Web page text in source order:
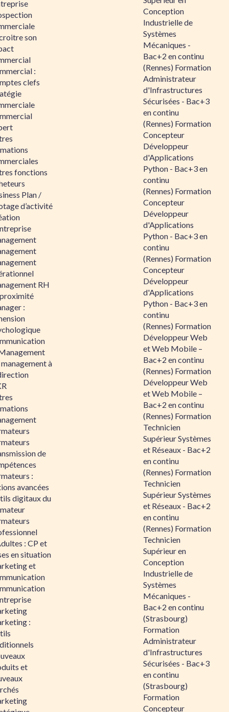
son
:
clefs
fonctions
Plan /
d’activité
RH
:
à
de
:
avancées
digitaux du
: CP et
en situation
et
:
et
Conception
Industrielle de
Systèmes
Mécaniques -
Bac+2 en continu
(Rennes) Formation
Administrateur
d'Infrastructures
Sécurisées - Bac+3
en continu
(Rennes) Formation
Concepteur
Développeur
d'Applications
Python - Bac+3 en
continu
(Rennes) Formation
Concepteur
Développeur
d'Applications
Python - Bac+3 en
continu
(Rennes) Formation
Concepteur
Développeur
d'Applications
Python - Bac+3 en
continu
(Rennes) Formation
Développeur Web
et Web Mobile –
Bac+2 en continu
(Rennes) Formation
Développeur Web
et Web Mobile –
Bac+2 en continu
(Rennes) Formation
Technicien
Supérieur Systèmes
et Réseaux - Bac+2
en continu
(Rennes) Formation
Technicien
Supérieur Systèmes
et Réseaux - Bac+2
en continu
(Rennes) Formation
Technicien
Supérieur en
Conception
Industrielle de
Systèmes
Mécaniques -
Bac+2 en continu
(Strasbourg)
Formation
Administrateur
d'Infrastructures
Sécurisées - Bac+3
en continu
(Strasbourg)
Formation
Concepteur